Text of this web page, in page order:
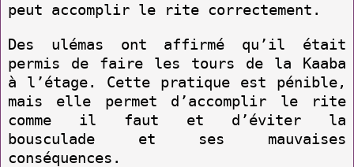
peut accomplir le rite correctement.
Des ulémas ont affirmé qu’il était
permis de faire les tours de la Kaaba
à l’étage. Cette pratique est pénible,
mais elle permet d’accomplir le rite
comme il faut et d’éviter la
bousculade et ses mauvaises
conséquences.